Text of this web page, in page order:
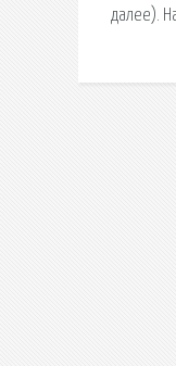
далее).